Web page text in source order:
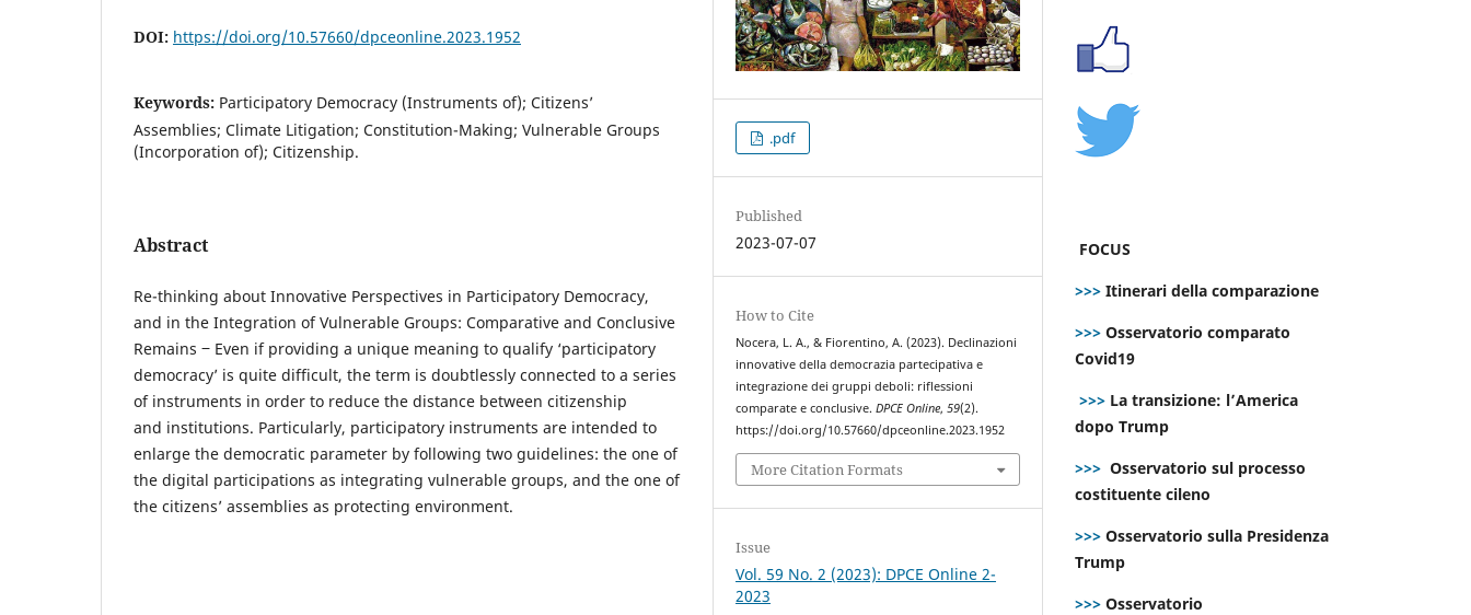
DOI: https://doi.org/10.57660/dpceonline.2023.1952
Keywords: Participatory Democracy (Instruments of); Citizens’
Assemblies; Climate Litigation; Constitution-Making; Vulnerable Groups
(Incorporation of); Citizenship.
Abstract
Re-thinking about Innovative Perspectives in Participatory Democracy,
and in the Integration of Vulnerable Groups: Comparative and Conclusive
Remains ‒ Even if providing a unique meaning to qualify ‘participatory
democracy’ is quite difficult, the term is doubtlessly connected to a series
of instruments in order to reduce the distance between citizenship
and institutions. Particularly, participatory instruments are intended to
enlarge the democratic parameter by following two guidelines: the one of
the digital participations as integrating vulnerable groups, and the one of
the citizens’ assemblies as protecting environment.
.pdf
Published
2023-07-07
How to Cite
Nocera, L. A., & Fiorentino, A. (2023). Declinazioni
innovative della democrazia partecipativa e
integrazione dei gruppi deboli: riflessioni
comparate e conclusive.DPCE Online,59(2).
https://doi.org/10.57660/dpceonline.2023.1952
More Citation Formats
Issue
Vol. 59 No. 2 (2023): DPCE Online 2-
2023
FOCUS
>>> Itinerari della comparazione
>>> Osservatorio comparato
Covid19
>>> La transizione: l’America
dopo Trump
>>> Osservatorio sul processo
costituente cileno
>>> Osservatorio sulla Presidenza
Trump
>>> Osservatorio